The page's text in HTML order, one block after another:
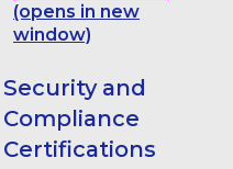
(opens in new
window)
Security and
Compliance
Certifications